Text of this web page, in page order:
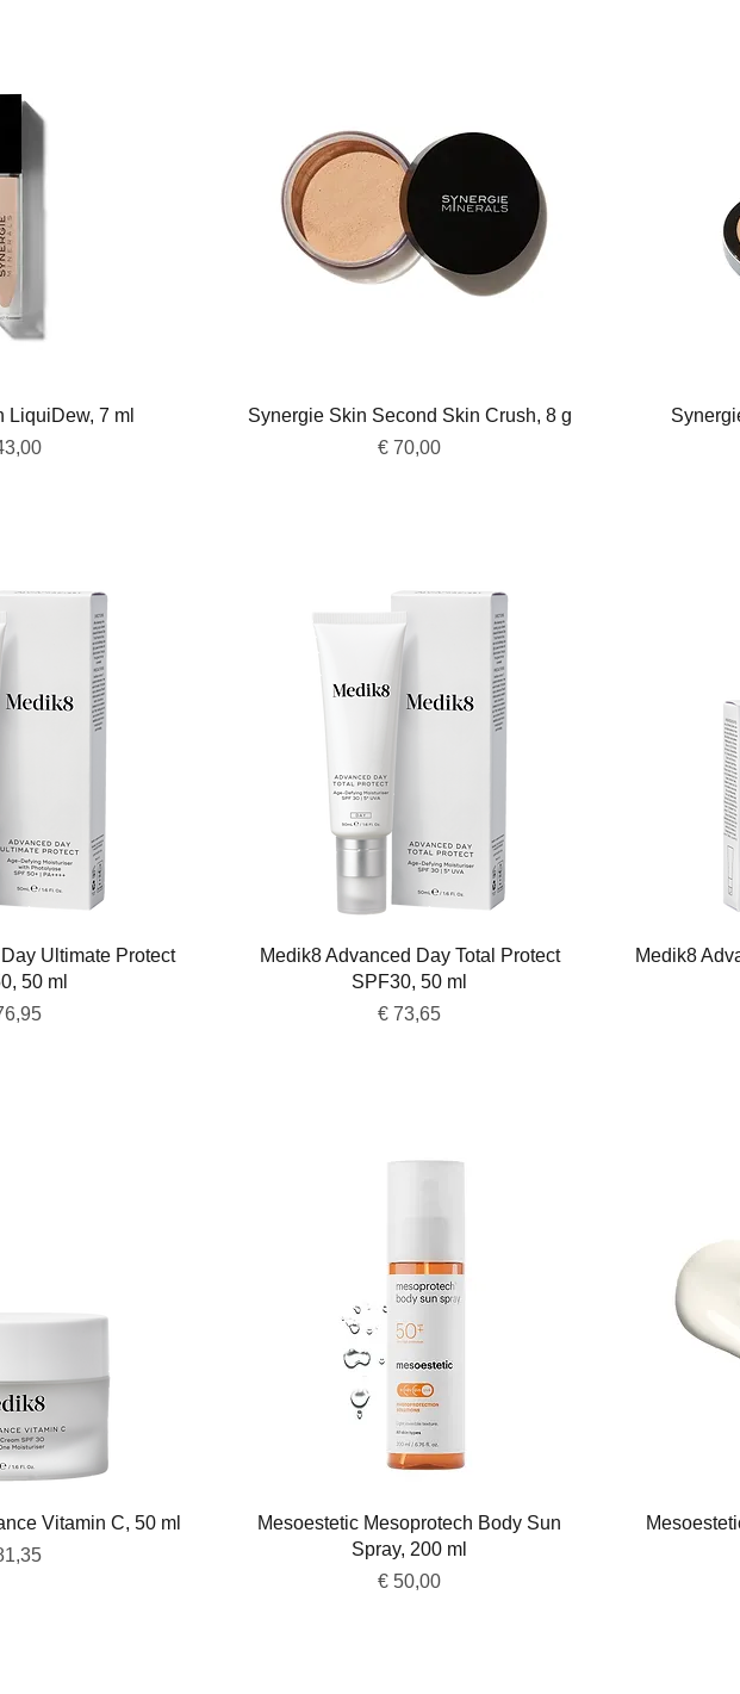
LiquiDew, 7 ml
Snel overzicht
Synergie Skin Second Skin Crush, 8 g
Prijs
€ 70,00
Ultimate Protect
50 ml
Snel overzicht
Medik8 Advanced Day Total Protect
SPF30, 50 ml
Prijs
€ 73,65
Medik8
Vitamin C, 50 ml
Snel overzicht
Mesoestetic Mesoprotech Body Sun
Spray, 200 ml
Prijs
€ 50,00